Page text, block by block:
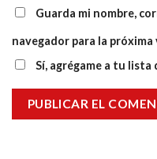
Guarda mi nombre,
navegador para la
Sí, agrégame a tu lista